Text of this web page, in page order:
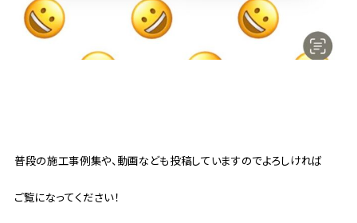
普段の施工事例集や、動画なども投稿していますのでよろしければ
ご覧になってください！